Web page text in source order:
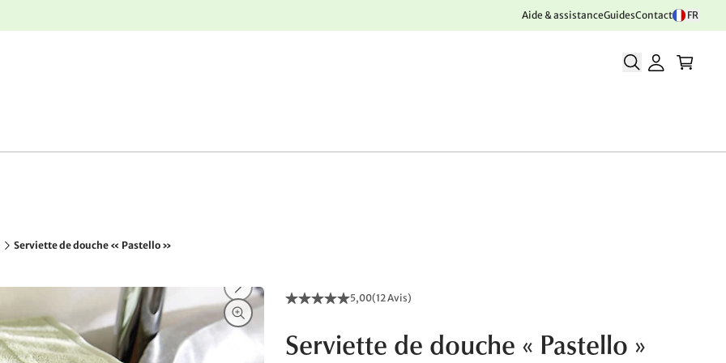
Aide & assistanceGuidesContact FR
Serviette de douche « Pastello »
5,00(12 Avis)
Serviette de douche « Pastello »